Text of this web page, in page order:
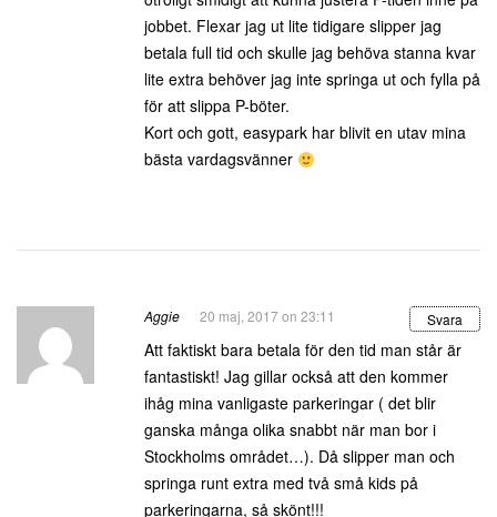
jobbet. Flexar jag ut lite tidigare slipper jag
betala full tid och skulle jag behöva stanna kvar
lite extra behöver jag inte springa ut och fylla på
för att slippa P-böter.
Kort och gott, easypark har blivit en utav mina
bästa vardagsvänner
Aggie 20 maj, 2017 on 23:11 Svara
Att faktiskt bara betala för den tid man står är
fantastiskt! Jag gillar också att den kommer
ihåg mina vanligaste parkeringar ( det blir
ganska många olika snabbt när man bor i
Stockholms området…). Då slipper man och
springa runt extra med två små kids på
parkeringarna, så skönt!!!